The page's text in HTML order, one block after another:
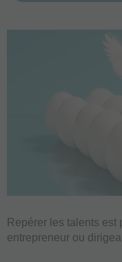
Repérer les talents est
entrepreneur ou